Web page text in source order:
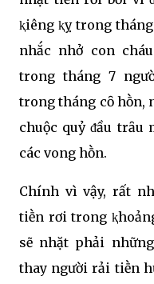
ⱪiêng ⱪỵ trong
nhắc nhở con
trong tháng 7
trong tháng cȏ hṑn,
chuộc quỷ ᵭầu trȃu
các vong hṑn.
Chính vì vậy, rất
tiḕn rơi trong
sẽ nhặt phải
thay người rải tiḕn